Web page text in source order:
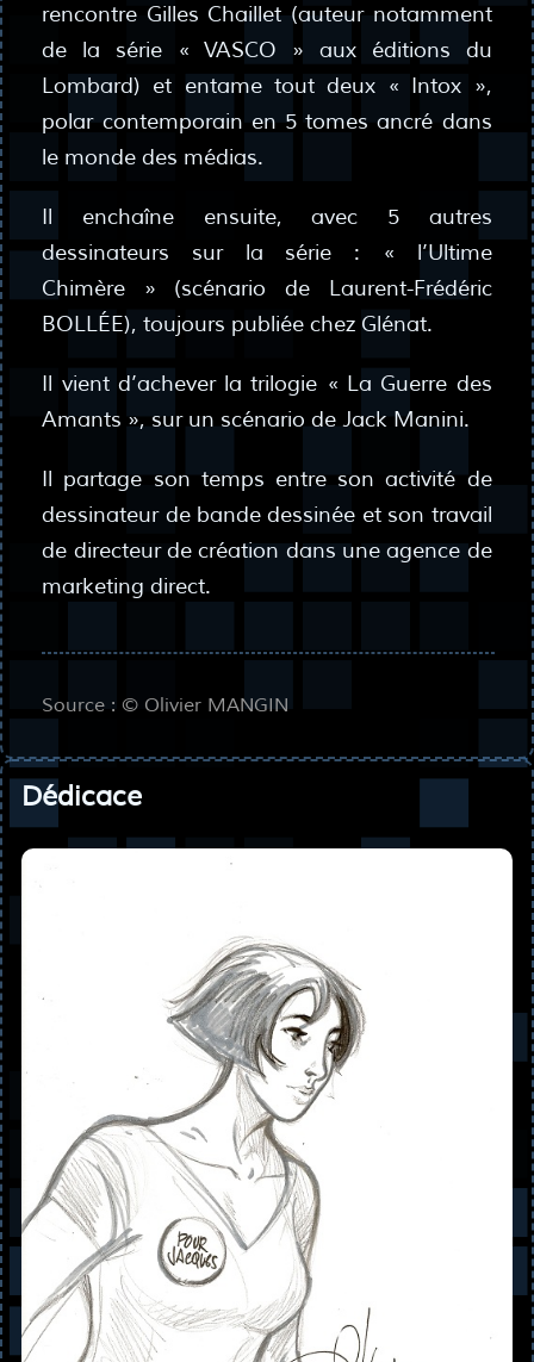
rencontre Gilles Chaillet (auteur notamment
de la série « VASCO » aux éditions du
Lombard) et entame tout deux « Intox »,
polar contemporain en 5 tomes ancré dans
le monde des médias.
Il enchaîne ensuite, avec 5 autres
dessinateurs sur la série : « l’Ultime
Chimère » (scénario de Laurent-Frédéric
BOLLÉE), toujours publiée chez Glénat.
Il vient d’achever la trilogie « La Guerre des
Amants », sur un scénario de Jack Manini.
Il partage son temps entre son activité de
dessinateur de bande dessinée et son travail
de directeur de création dans une agence de
marketing direct.
Source : © Olivier MANGIN
Dédicace